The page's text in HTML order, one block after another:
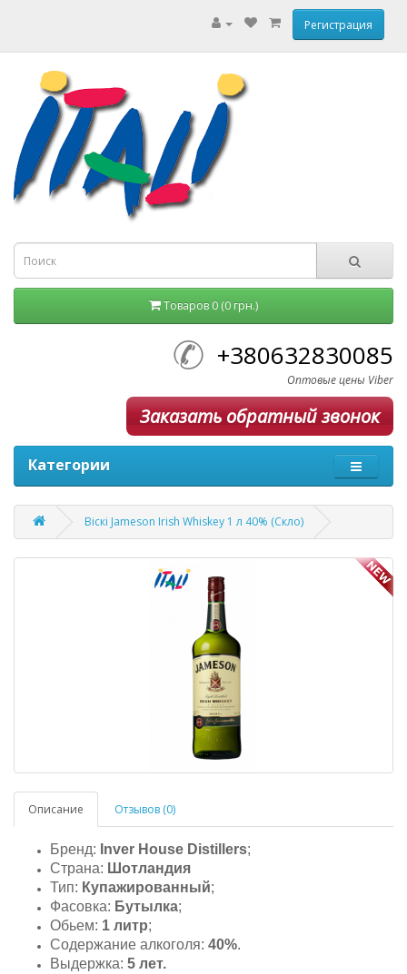
Регистрация
Товаров 0 (0 грн.)
+380632830085
Оптовые цены Viber
Заказать обратный звонок
Категории
Віскі Jameson Irish Whiskey 1 л 40% (Скло)
Описание Отзывов (0)
Бренд: Inver House Distillers;
Страна: Шотландия
Тип: Купажированный;
Фасовка: Бутылка;
Обьем: 1 литр;
Содержание алкоголя: 40%.
Выдержка: 5 лет.